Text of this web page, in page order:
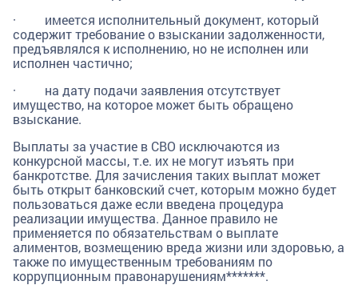
· имеется исполнительный документ, который
содержит требование о взыскании задолженности,
предъявлялся к исполнению, но не исполнен или
исполнен частично;
· на дату подачи заявления отсутствует
имущество, на которое может быть обращено
взыскание.
Выплаты за участие в СВО исключаются из
конкурсной массы, т.е. их не могут изъять при
банкротстве. Для зачисления таких выплат может
быть открыт банковский счет, которым можно будет
пользоваться даже если введена процедура
реализации имущества. Данное правило не
применяется по обязательствам о выплате
алиментов, возмещению вреда жизни или здоровью, а
также по имущественным требованиям по
коррупционным правонарушениям*******.